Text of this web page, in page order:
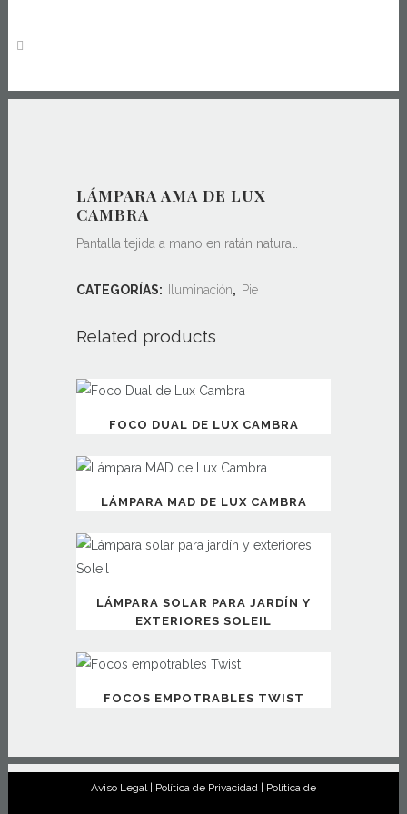
LÁMPARA AMA DE LUX
CAMBRA
Pantalla tejida a mano en ratán natural.
CATEGORÍAS: Iluminación, Pie
Related products
FOCO DUAL DE LUX CAMBRA
LÁMPARA MAD DE LUX CAMBRA
LÁMPARA SOLAR PARA JARDÍN Y
EXTERIORES SOLEIL
FOCOS EMPOTRABLES TWIST
Aviso Legal| Política de Privacidad Política de